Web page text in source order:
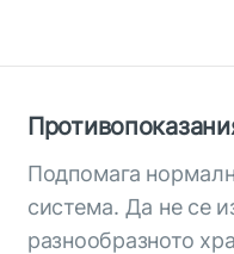
Подпомага
система. Да не се
разнообразното